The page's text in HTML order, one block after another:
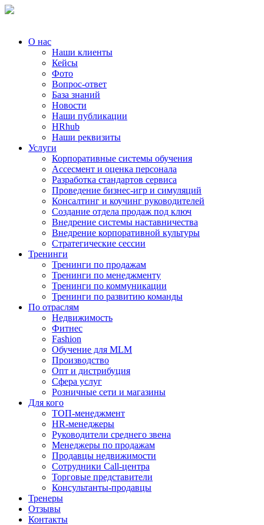
О нас
Наши клиенты
Кейсы
Фото
Вопрос-ответ
База знаний
Новости
Наши публикации
HRhub
Наши реквизиты
Услуги
Корпоративные системы обучения
Ассесмент и оценка персонала
Разработка стандартов сервиса
Проведение бизнес-игр и симуляций
Консалтинг и коучинг руководителей
Создание отдела продаж под ключ
Внедрение системы наставничества
Внедрение корпоративной культуры
Стратегические сессии
Тренинги
Тренинги по продажам
Тренинги по менеджменту
Тренинги по коммуникации
Тренинги по развитию команды
По отраслям
Недвижимость
Фитнес
Fashion
Обучение для MLM
Производство
Опт и дистрибуция
Сфера услуг
Розничные сети и магазины
Для кого
ТОП-менеджмент
HR-менеджеры
Руководители среднего звена
Менеджеры по продажам
Продавцы недвижимости
Сотрудники Call-центра
Торговые представители
Консультанты-продавцы
Тренеры
Отзывы
Контакты